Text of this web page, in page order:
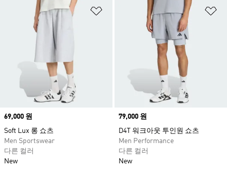
위시리스트 담기
Price
69,000 원
Soft Lux 롱 쇼츠
Men Sportswear
다른 컬러
New
Price
79,000 원
D4T 워크아웃 투인원 쇼츠
Men Performance
다른 컬러
New